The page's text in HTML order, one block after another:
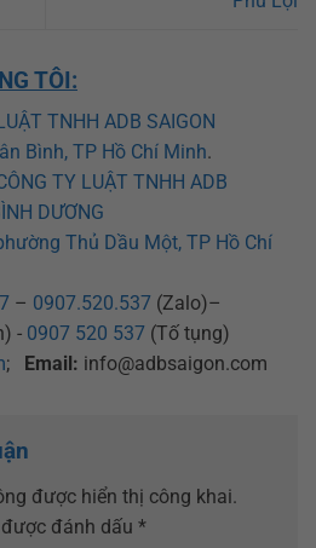
TÔI:
TNHH ADB SAIGON
Bình, TP Hồ Chí Minh.
TY LUẬT TNHH ADB
DƯƠNG
Thủ Dầu Một, TP Hồ Chí
– 0907.520.537 (Zalo)–
- 0907 520 537 (Tố tụng)
; Email: info@adbsaigon.com
được hiển thị công khai.
đánh dấu *